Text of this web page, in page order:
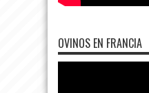
OVINOS EN FRANCIA